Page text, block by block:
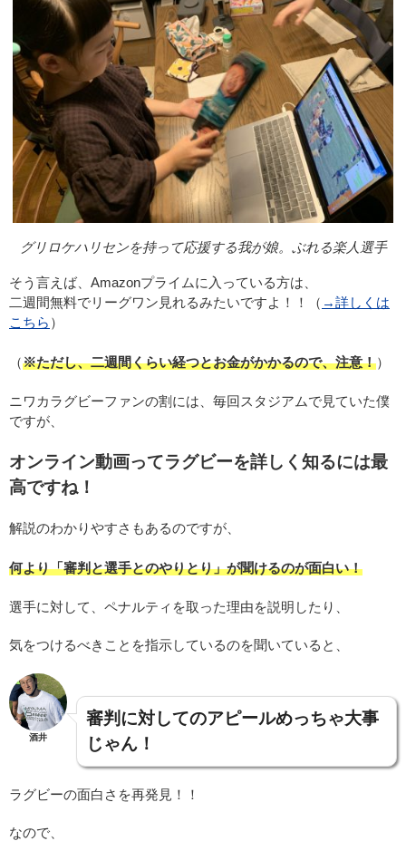
グリロケハリセンを持って応援する我が娘。ぶれる楽人選手
そう言えば、Amazonプライムに入っている方は、
二週間無料でリーグワン見れるみたいですよ！！（ →詳しくは
こちら ）
（※ただし、二週間くらい経つとお金がかかるので、注意！）
ニワカラグビーファンの割には、毎回スタジアムで見ていた僕
ですが、
オンライン動画ってラグビーを詳しく知るには最
高ですね！
解説のわかりやすさもあるのですが、
何より「審判と選手とのやりとり」が聞けるのが面白い！
選手に対して、ペナルティを取った理由を説明したり、
気をつけるべきことを指示しているのを聞いていると、
酒井
審判に対してのアピールめっちゃ大事
じゃん！
ラグビーの面白さを再発見！！
なので、